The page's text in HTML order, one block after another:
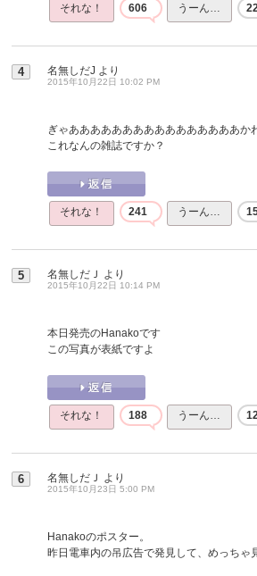
それな！ 606 うーん…
4 名無しだJ より
2015年10月22日 10:02 PM
ぎゃああああああああああああああああか
これなんの雑誌ですか？
それな！ 241 うーん…
5 名無しだＪ より
2015年10月22日 10:14 PM
本日発売のHanakoです
この写真が表紙ですよ
それな！ 188 うーん…
6 名無しだＪ より
2015年10月23日 5:00 PM
Hanakoのポスター。
昨日電車内の吊広告で発見して、めっちゃ